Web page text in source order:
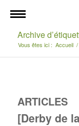
Archive
Vous êtes ici : Accueil /
ARTICLES
[Derby de